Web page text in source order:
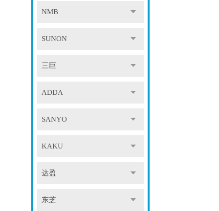
NMB
SUNON
三巨
ADDA
SANYO
KAKU
达盈
东芝